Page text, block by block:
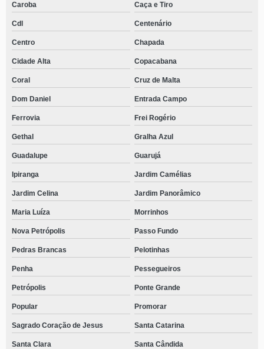
Caroba Caça e Tiro
Cdl Centenário
Centro Chapada
Cidade Alta Copacabana
Coral Cruz de Malta
Dom Daniel Entrada Campo
Ferrovia Frei Rogério
Gethal Gralha Azul
Guadalupe Guarujá
Ipiranga Jardim Camélias
Jardim Celina Jardim Panorâmico
Maria Luíza Morrinhos
Nova Petrópolis Passo Fundo
Pedras Brancas Pelotinhas
Penha Pessegueiros
Petrópolis Ponte Grande
Popular Promorar
Sagrado Coração de Jesus Santa Catarina
Santa Clara Santa Cândida